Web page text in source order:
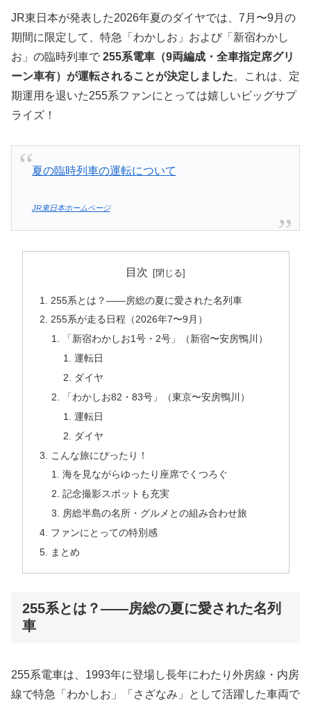
JR東日本が発表した2026年夏のダイヤでは、7月〜9月の
期間に限定して、特急「わかしお」および「新宿わかし
お」の臨時列車で 255系電車（9両編成・全車指定席グリ
ーン車有）が運転されることが決定しました。これは、定
期運用を退いた255系ファンにとっては嬉しいビッグサプ
ライズ！
夏の臨時列車の運転について
JR東日本ホームページ
目次
255系とは？――房総の夏に愛された名列車
255系が走る日程（2026年7〜9月）
「新宿わかしお1号・2号」（新宿〜安房鴨川）
運転日
ダイヤ
「わかしお82・83号」（東京〜安房鴨川）
運転日
ダイヤ
こんな旅にぴったり！
海を見ながらゆったり座席でくつろぐ
記念撮影スポットも充実
房総半島の名所・グルメとの組み合わせ旅
ファンにとっての特別感
まとめ
255系とは？――房総の夏に愛された名列
車
255系電車は、1993年に登場し長年にわたり外房線・内房
線で特急「わかしお」「さざなみ」として活躍した車両で